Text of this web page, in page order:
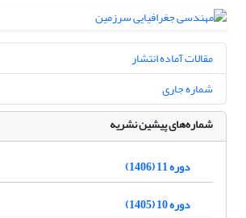
مقالات آماده انتشار
شماره جاری
شماره‌های پیشین نشریه
دوره 11 (1406)
دوره 10 (1405)